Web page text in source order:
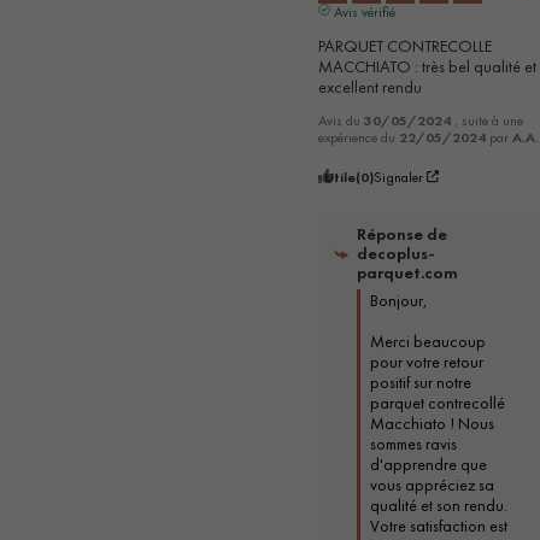
Avis vérifié
PARQUET CONTRECOLLE
MACCHIATO : très bel qualité et
excellent rendu
Avis du30/05/2024 , suite à une
expérience du 22/05/2024 parA.A.
Utile(0)Signaler
Réponse de
decoplus-
parquet.com
Bonjour,
Merci beaucoup
pour votre retour
positif sur notre
parquet contrecollé
Macchiato ! Nous
sommes ravis
d'apprendre que
vous appréciez sa
qualité et son rendu.
Votre satisfaction est